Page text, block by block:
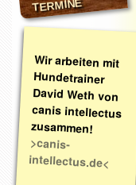
TERMINE
Wir arbeiten mit
Hundetrainer
David Weth von
canis intellectus
zusammen!
>canis-
intellectus.de<